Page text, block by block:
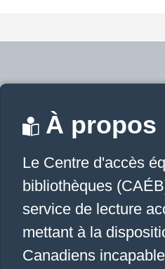
À propos
Le Centre d'accès
bibliothèques
service de lecture
mettant à la
Canadiens